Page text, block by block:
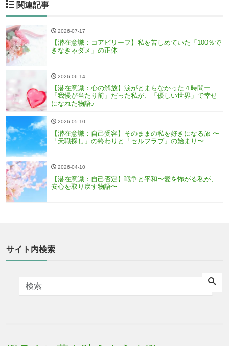
関連記事
2026-07-17
【潜在意識：コアビリーフ】私を苦しめていた「100％で
きなきゃダメ」の正体
2026-06-14
【潜在意識：心の解放】涙がとまらなかった４時間ー
「我慢が当たり前」だった私が、「優しい世界」で幸せ
になれた物語♪
2026-05-10
【潜在意識：自己受容】そのままの私を好きになる旅 〜
「天職探し」の終わりと「セルフラブ」の始まり〜
2026-04-10
【潜在意識：自己否定】戦争と平和〜愛を怖がる私が、
安心を取り戻す物語〜
サイト内検索